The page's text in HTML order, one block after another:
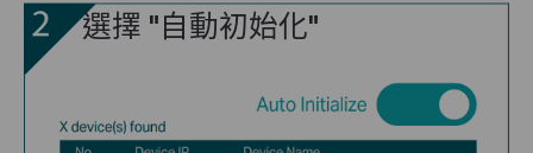
選擇 "自動初始化"